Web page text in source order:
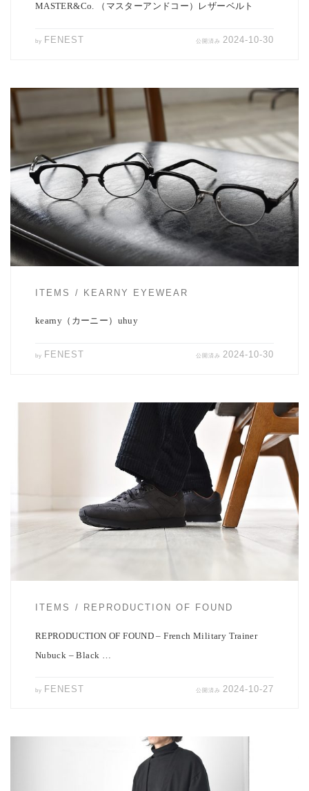
MASTER&Co. （マスターアンドコー）レザーベルト
by FENEST 公開済み2024-10-30
kearnyよりサーモントタイプ「uhuy」再生産分が到着。 約一年ぶり
の再生産となり […]
ITEMS KEARNY EYEWEAR
kearny（カーニー）uhuy
by FENEST 公開済み2024-10-30
REPRODUCTION OF FOUNDより新作のご紹介です。 フラン […]
ITEMS REPRODUCTION OF FOUND
REPRODUCTION OF FOUND – French Military Trainer
Nubuck – Black …
by FENEST 公開済み 2024-10-27